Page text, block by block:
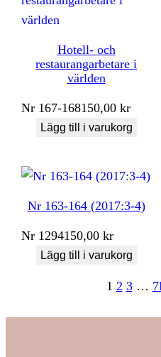
Hotell- och
restaurangarbetare i
världen
Nr 167-168150,00kr
Lägg till i varukorg
Nr 163-164 (2017:3-4)
Nr 1294150,00kr
Lägg till i varukorg
1 2 3 … 7